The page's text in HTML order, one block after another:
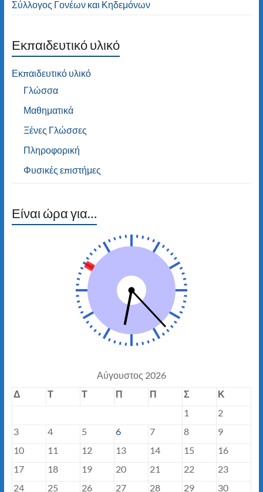
Σύλλογος Γονέων και Κηδεμόνων
Εκπαιδευτικό υλικό
Εκπαιδευτικό υλικό
Γλώσσα
Μαθηματικά
Ξένες Γλώσσες
Πληροφορική
Φυσικές επιστήμες
Είναι ώρα για…
Αύγουστος 2026
Δ
Τ Τ Π Π Σ
Κ
1
2
3
4 5 6 7 8
9
10
11 12 13 14 15
16
17
18 19 20 21 22
23
24
25 26 27 28 29
30